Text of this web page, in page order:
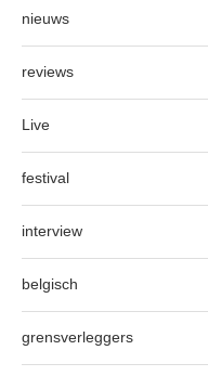
nieuws
reviews
Live
festival
interview
belgisch
grensverleggers